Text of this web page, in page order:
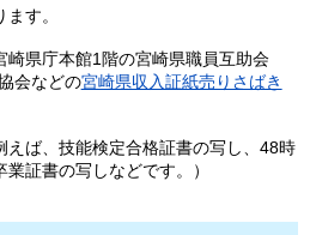
す。
崎県庁本館1階の宮崎県職員互助会
会などの宮崎県収入証紙売りさばき
えば、技能検定合格証書の写し、48時
証書の写しなどです。）